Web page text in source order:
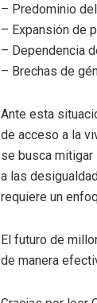
– Predominio
– Expansión de
– Dependencia
– Brechas de
Ante esta
de acceso a la
se busca mitigar
a las
requiere un
El futuro de
de manera